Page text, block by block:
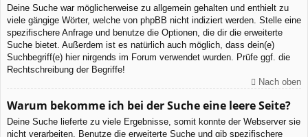
Deine Suche war möglicherweise zu allgemein gehalten und enthielt zu
viele gängige Wörter, welche von phpBB nicht indiziert werden. Stelle eine
spezifischere Anfrage und benutze die Optionen, die dir die erweiterte
Suche bietet. Außerdem ist es natürlich auch möglich, dass dein(e)
Suchbegriff(e) hier nirgends im Forum verwendet wurden. Prüfe ggf. die
Rechtschreibung der Begriffe!
Nach oben
Warum bekomme ich bei der Suche eine leere Seite?
Deine Suche lieferte zu viele Ergebnisse, somit konnte der Webserver sie
nicht verarbeiten. Benutze die erweiterte Suche und gib spezifischere